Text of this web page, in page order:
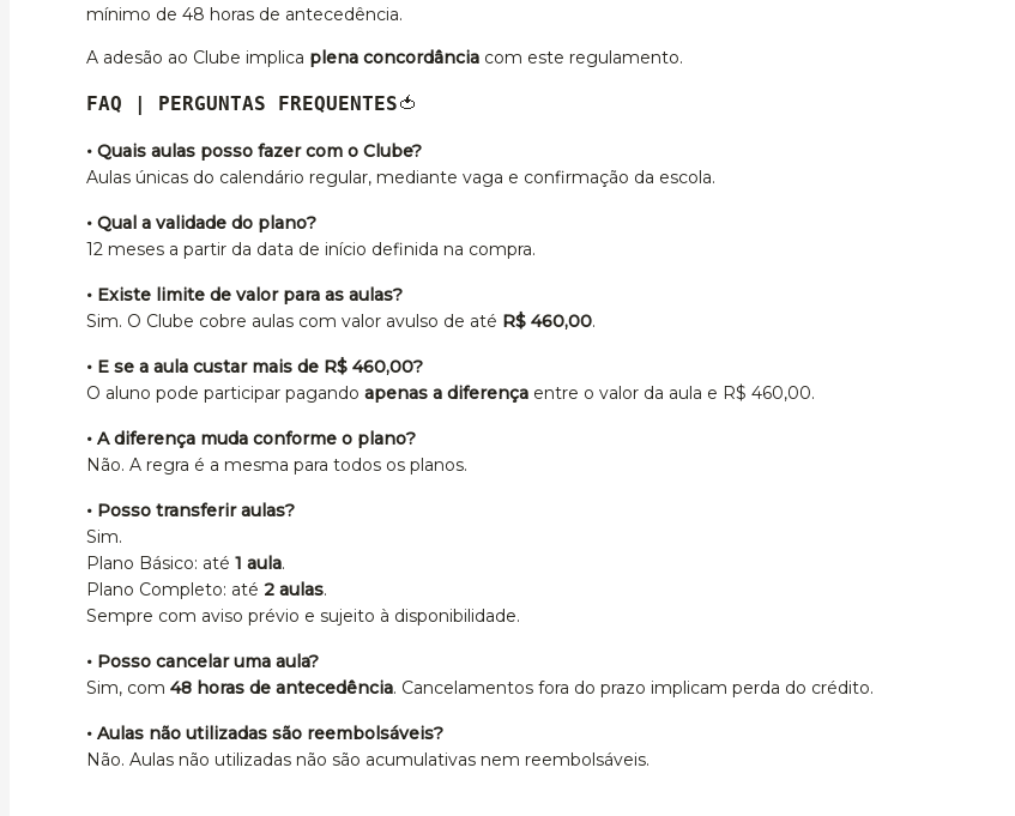
mínimo de 48 horas de antecedência.
A adesão ao Clube implica plena concordância com este regulamento.
FAQ | PERGUNTAS FREQUENTES🍅
• Quais aulas posso fazer com o Clube?
Aulas únicas do calendário regular, mediante vaga e confirmação da escola.
• Qual a validade do plano?
12 meses a partir da data de início definida na compra.
• Existe limite de valor para as aulas?
Sim. O Clube cobre aulas com valor avulso de até R$ 460,00.
• E se a aula custar mais de R$ 460,00?
O aluno pode participar pagando apenas a diferença entre o valor da aula e R$ 460,00.
• A diferença muda conforme o plano?
Não. A regra é a mesma para todos os planos.
• Posso transferir aulas?
Sim.
Plano Básico: até 1 aula.
Plano Completo: até 2 aulas.
Sempre com aviso prévio e sujeito à disponibilidade.
• Posso cancelar uma aula?
Sim, com 48 horas de antecedência. Cancelamentos fora do prazo implicam perda do crédito.
• Aulas não utilizadas são reembolsáveis?
Não. Aulas não utilizadas não são acumulativas nem reembolsáveis.